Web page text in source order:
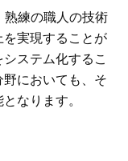
練の職人の技術
実現することが
ステム化するこ
においても、そ
なります。